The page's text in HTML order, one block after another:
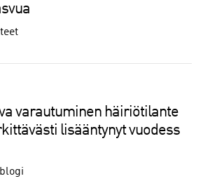
varautuminen häiriötilante
lisääntynyt vuodess